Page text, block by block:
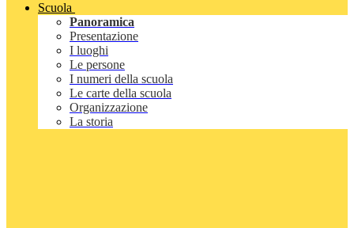
Scuola
Panoramica
Presentazione
I luoghi
Le persone
I numeri della scuola
Le carte della scuola
Organizzazione
La storia